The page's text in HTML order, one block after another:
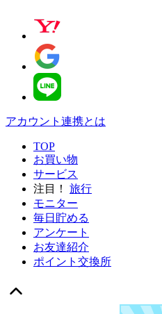
アカウント連携とは
TOP
お買い物
サービス
注目！
旅行
モニター
毎日貯める
アンケート
お友達紹介
ポイント交換所